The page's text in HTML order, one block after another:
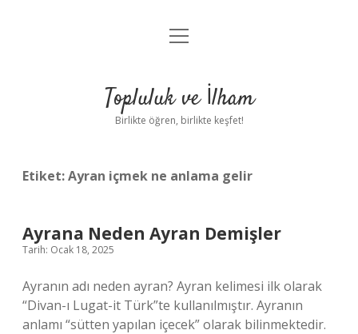
Anasayfa
Yasal Uyarı
menüyü
Topluluk ve İlham
Birlikte öğren, birlikte keşfet!
Etiket:Ayran içmek ne anlama gelir
Ayrana Neden Ayran Demişler
Tarih: Ocak 18, 2025
Ayranın adı neden ayran? Ayran kelimesi ilk olarak
“Divan-ı Lugat-it Türk”te kullanılmıştır. Ayranın
anlamı “sütten yapılan içecek” olarak bilinmektedir.